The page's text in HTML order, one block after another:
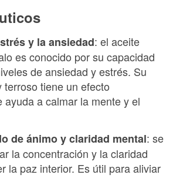
y la ansiedad: el aceite
es conocido por su capacidad
de ansiedad y estrés. Su
tiene un efecto
ayuda a calmar la mente y el
de ánimo y claridad mental: se
la concentración y la claridad
la paz interior. Es útil para aliviar